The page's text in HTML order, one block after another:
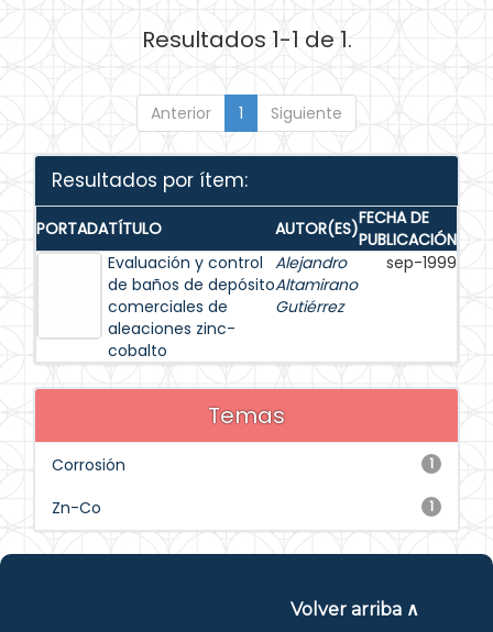
Resultados 1-1 de 1.
Anterior 1 Siguiente
Resultados por ítem:
PORTADATÍTULO AUTOR(ES)FECHA DE
PUBLICACIÓN
Evaluación y control
de baños de depósito
comerciales de
aleaciones zinc-
cobalto
Alejandro
Altamirano
Gutiérrez
sep-1999
Temas
1
Corrosión
1
Zn-Co
Volver arriba ∧